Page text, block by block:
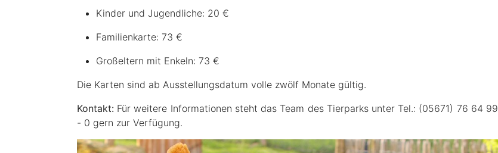
Kinder und Jugendliche: 20 €
Familienkarte: 73 €
Großeltern mit Enkeln: 73 €
Die Karten sind ab Ausstellungsdatum volle zwölf Monate gültig.
Kontakt: Für weitere Informationen steht das Team des Tierparks unter Tel.: (05671) 76 64 99
- 0 gern zur Verfügung.